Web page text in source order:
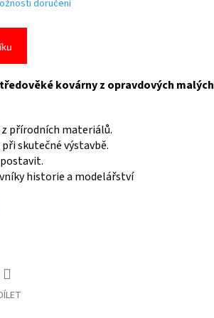
doručení
kovárny z opravdových malých
přírodních materiálů.
skutečné výstavbě.
historie a modelářství